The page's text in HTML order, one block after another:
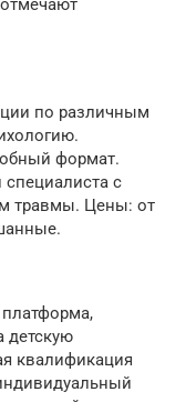
по различным
формат.
с
травмы. Цены: от
детскую
квалификация